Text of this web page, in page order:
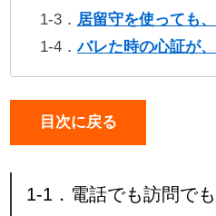
1-3． 居留守を使っても
1-4．バレた時の心証が
目次に戻る
1-1．電話でも訪問で